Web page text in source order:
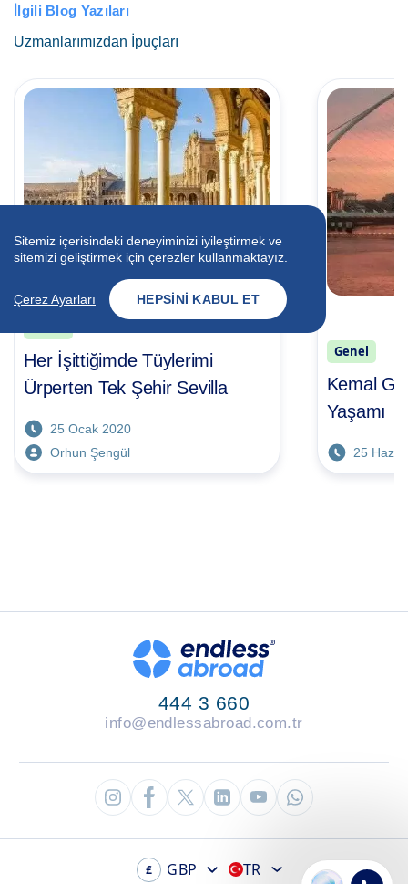
İlgili Blog Yazıları
Uzmanlarımızdan İpuçları
Her İşittiğimde Tüylerimi
Ürperten Tek Şehir Sevilla
25 Ocak 2020
Orhun Şengül
Genel
Kemal
Yaşamı
25
444 3 660
info@endlessabroad.com.tr
£ GBP TR
Sitemiz içerisindeki deneyiminizi iyileştirmek ve
sitemizi geliştirmek için çerezler kullanmaktayız.
Çerez Ayarları HEPSINI KABUL ET